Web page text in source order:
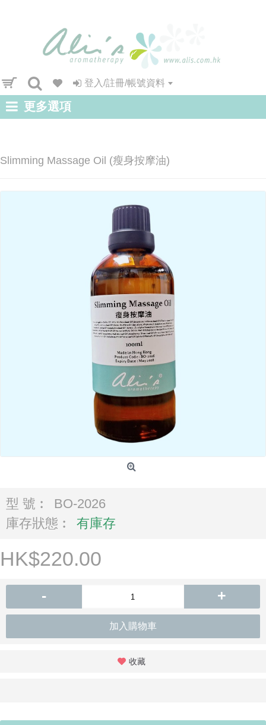
登入/註冊/帳號資料
更多選項
Slimming Massage Oil (瘦身按摩油)
型 號︰
BO-2026
庫存狀態︰
有庫存
HK$220.00
- +
加入購物車
收藏